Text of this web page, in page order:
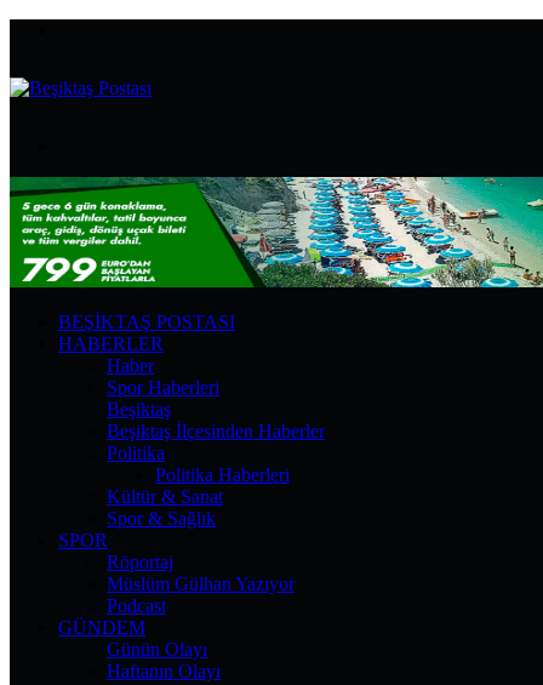
...
BEŞIKTAŞ POSTASI
HABERLER
Haber
Spor Haberleri
Beşiktaş
Beşiktaş İlçesinden Haberler
Politika
Politika Haberleri
Kültür & Sanat
Spor & Sağlık
SPOR
Röportaj
Müslüm Gülhan Yazıyor
Podcast
GÜNDEM
Günün Olayı
Haftanın Olayı